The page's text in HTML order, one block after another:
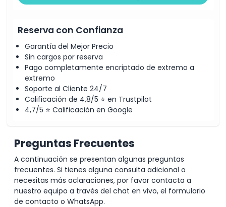
climáticas o de tráfico.
Reserva con Confianza
Garantía del Mejor Precio
Sin cargos por reserva
Pago completamente encriptado de extremo a
extremo
Soporte al Cliente 24/7
Calificación de 4,8/5 ⭐ en Trustpilot
4,7/5 ⭐ Calificación en Google
Preguntas Frecuentes
A continuación se presentan algunas preguntas
frecuentes. Si tienes alguna consulta adicional o
necesitas más aclaraciones, por favor contacta a
nuestro equipo a través del chat en vivo, el formulario
de contacto o WhatsApp.